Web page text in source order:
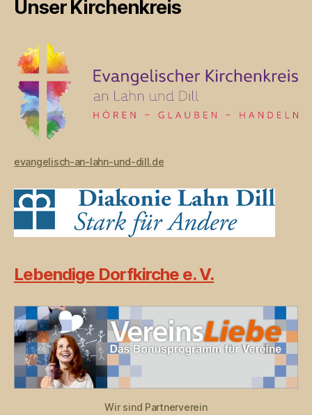
Unser Kirchenkreis
evangelisch-an-lahn-und-dill.de
Lebendige Dorfkirche e. V.
Wir sind Partnerverein